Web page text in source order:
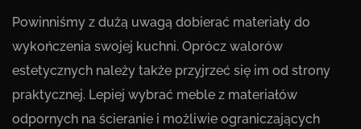
Powinniśmy z dużą uwagą dobierać materiały do
wykończenia swojej kuchni. Oprócz walorów
estetycznych należy także przyjrzeć się im od strony
praktycznej. Lepiej wybrać meble z materiałów
odpornych na ścieranie i możliwie ograniczających